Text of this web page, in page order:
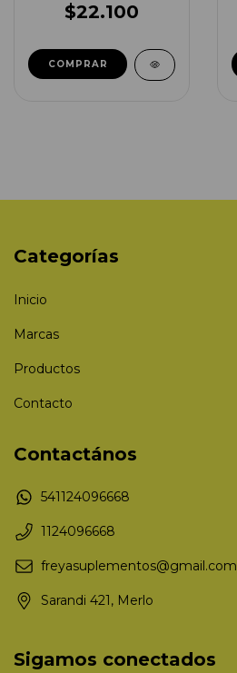
$22.100
Categorías
Inicio
Marcas
Productos
Contacto
Contactános
541124096668
1124096668
freyasuplementos@gmail.com
Sarandi 421, Merlo
Sigamos conectados